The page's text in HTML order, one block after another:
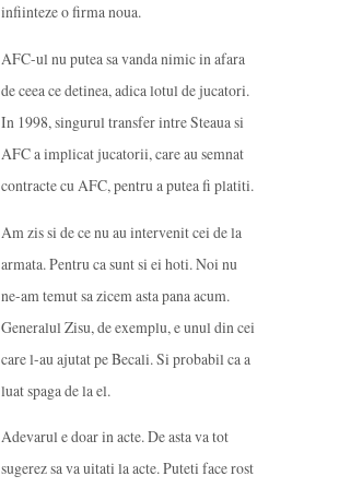
infiinteze o firma noua.
AFC-ul nu putea sa vanda nimic in afara
de ceea ce detinea, adica lotul de jucatori.
In 1998, singurul transfer intre Steaua si
AFC a implicat jucatorii, care au semnat
contracte cu AFC, pentru a putea fi platiti.
Am zis si de ce nu au intervenit cei de la
armata. Pentru ca sunt si ei hoti. Noi nu
ne-am temut sa zicem asta pana acum.
Generalul Zisu, de exemplu, e unul din cei
care l-au ajutat pe Becali. Si probabil ca a
luat spaga de la el.
Adevarul e doar in acte. De asta va tot
sugerez sa va uitati la acte. Puteti face rost